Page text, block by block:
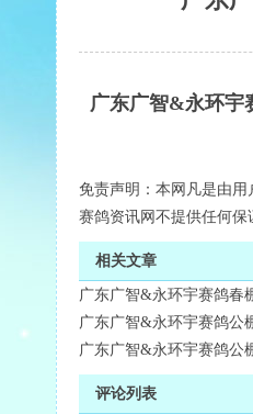
广东广智&永环宇
免责声明：本网凡是由用
赛鸽资讯网不提供任何保
相关文章
广东广智&永环宇赛鸽春
广东广智&永环宇赛鸽公
广东广智&永环宇赛鸽公
评论列表